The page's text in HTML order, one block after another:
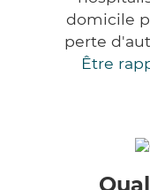
domicile
perte
Être